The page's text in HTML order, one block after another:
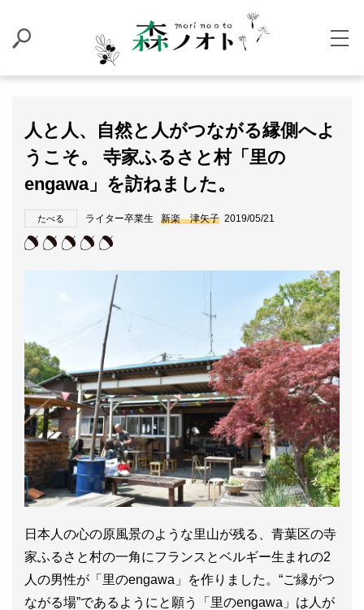
人と人、自然と人がつながる縁側へよ
うこそ。 寺家ふるさと村「里の
engawa」を訪ねました。
たべる ライター卒業生 新楽 津矢子 2019/05/21
日本人の心の原風景のような里山が残る、青葉区の寺
家ふるさと村の一角にフランスとベルギー生まれの2
人の男性が「里のengawa」を作りました。“ご縁がつ
ながる場”であるようにと願う「里のengawa」は人が